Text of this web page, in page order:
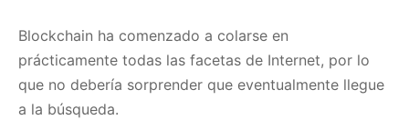
Blockchain ha comenzado a colarse en
prácticamente todas las facetas de Internet, por lo
que no debería sorprender que eventualmente llegue
a la búsqueda.